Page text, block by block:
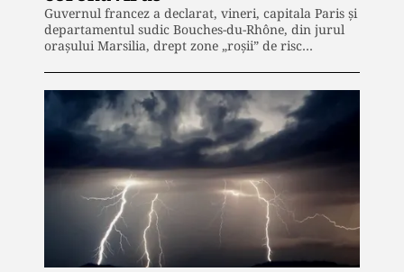
Guvernul francez a declarat, vineri, capitala Paris şi
departamentul sudic Bouches-du-Rhône, din jurul
oraşului Marsilia, drept zone „roşii” de risc…